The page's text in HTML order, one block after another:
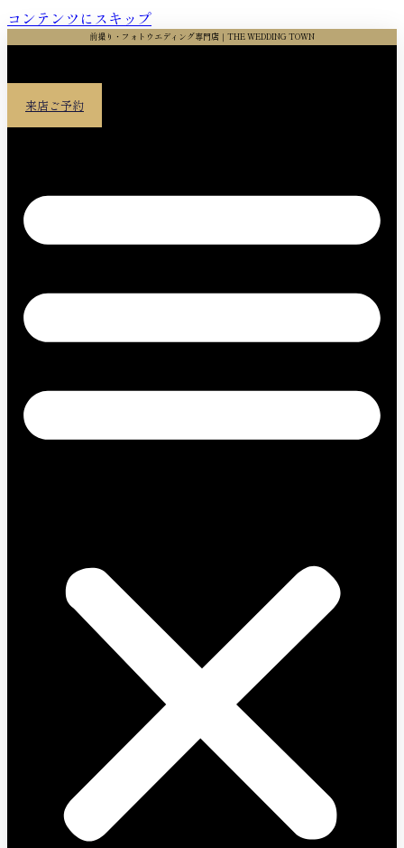
コンテンツにスキップ
前撮り・フォトウエディング専門店｜THE WEDDING TOWN
来店ご予約